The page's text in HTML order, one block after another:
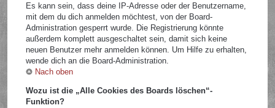
Es kann sein, dass deine IP-Adresse oder der Benutzername,
mit dem du dich anmelden möchtest, von der Board-
Administration gesperrt wurde. Die Registrierung könnte
außerdem komplett ausgeschaltet sein, damit sich keine
neuen Benutzer mehr anmelden können. Um Hilfe zu erhalten,
wende dich an die Board-Administration.
Nach oben
Wozu ist die „Alle Cookies des Boards löschen“-
Funktion?